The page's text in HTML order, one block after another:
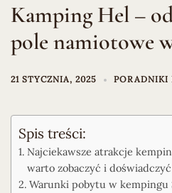
Kamping Hel –
pole namiotowe
21 STYCZNIA, 2025 PORADNIKI
Spis treści:
Najciekawsze atrakcje
warto zobaczyć i
Warunki pobytu w kempingu